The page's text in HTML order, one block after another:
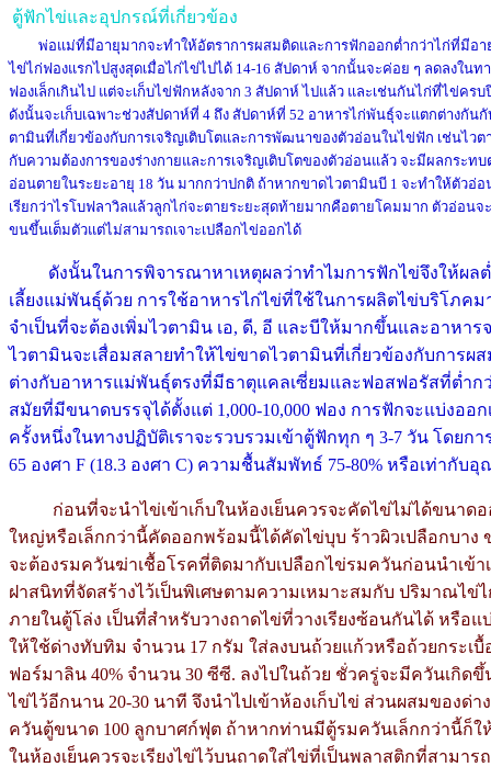
ตู้ฟักไข่และอุปกรณ์ที่เกี่ยวข้อง
พ่อแม่ที่มีอายุมากจะทำให้อัตราการผสมติดและการฟักออกต่ำกว่าไก่ที่มีอ
ไข่ไก่ฟองแรกไปสูงสุดเมื่อไก่ไข่ไปได้ 14-16 สัปดาห์ จากนั้นจะค่อย ๆ ลดลงใน
ฟองเล็กเกินไป แต่จะเก็บไข่ฟักหลังจาก 3 สัปดาห์ ไปแล้ว และเช่นกันไก่ที่ไข่คร
ดังนั้นจะเก็บเฉพาะช่วงสัปดาห์ที่ 4 ถึง สัปดาห์ที่ 52 อาหารไก่พันธุ์จะแตกต่างกัน
ตามินที่เกี่ยวข้องกับการเจริญเติบโตและการพัฒนาของตัวอ่อนในไข่ฟัก เช่นไว
กับความต้องการของร่างกายและการเจริญเติบโตของตัวอ่อนแล้ว จะมีผลกระ
อ่อนตายในระยะอายุ 18 วัน มากกว่าปกติ ถ้าหากขาดไวตามินบี 1 จะทำให้ตัวอ่
เรียกว่าไรโบฟลาวิลแล้วลูกไก่จะตายระยะสุดท้ายมากคือตายโคมมาก ตัวอ่อ
ขนขึ้นเต็มตัวแต่ไม่สามารถเจาะเปลือกไข่ออกได้
ดังนั้นในการพิจารณาหาเหตุผลว่าทำไมการฟักไข่จึงให้ผลต่
เลี้ยงแม่พันธุ์ด้วย การใช้อาหารไก่ไข่ที่ใช้ในการผลิตไข่บริโภค
จำเป็นที่จะต้องเพิ่มไวตามิน เอ, ดี, อี และบีให้มากขึ้นและอาหาร
ไวตามินจะเสื่อมสลายทำให้ไข่ขาดไวตามินที่เกี่ยวข้องกับการ
ต่างกับอาหารแม่พันธุ์ตรงที่มีธาตุแคลเซี่ยมและฟอสฟอรัสที่ต่ำก
สมัยที่มีขนาดบรรจุได้ตั้งแต่ 1,000-10,000 ฟอง การฟักจะแบ่งอ
ครั้งหนึ่งในทางปฏิบัติเราจะรวบรวมเข้าตู้ฟักทุก ๆ 3-7 วัน โดย
65 องศา F (18.3 องศา C) ความชื้นสัมพัทธ์ 75-80% หรือเท่ากับ
ก่อนที่จะนำไข่เข้าเก็บในห้องเย็นควรจะคัดไข่ไม่ได้ขนาดออ
ใหญ่หรือเล็กกว่านี้คัดออกพร้อมนี้ได้คัดไข่บุบ ร้าวผิวเปลือกบาง
จะต้องรมควันฆ่าเชื้อโรคที่ติดมากับเปลือกไข่รมควันก่อนนำเข้
ฝาสนิทที่จัดสร้างไว้เป็นพิเศษตามความเหมาะสมกับ ปริมาณไข่
ภายในตู้โล่ง เป็นที่สำหรับวางถาดไข่ที่วางเรียงซ้อนกันได้ หรือ
ให้ใช้ด่างทับทิม จำนวน 17 กรัม ใส่ลงบนถ้วยแก้วหรือถ้วยกระเ
ฟอร์มาลิน 40% จำนวน 30 ซีซี. ลงไปในถ้วย ชั่วครู่จะมีควันเกิด
ไข่ไว้อีกนาน 20-30 นาที จึงนำไปเข้าห้องเก็บไข่ ส่วนผสมของด่
ควันตู้ขนาด 100 ลูกบาศก์ฟุต ถ้าหากท่านมีตู้รมควันเล็กกว่านี้ก็
ในห้องเย็นควรจะเรียงไข่ไว้บนถาดใส่ไข่ที่เป็นพลาสติกที่สามา